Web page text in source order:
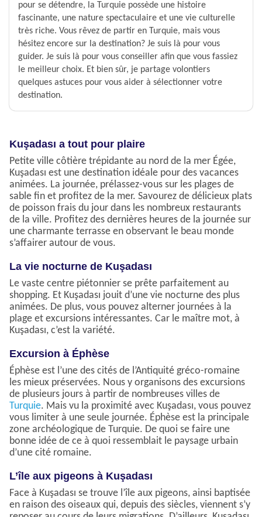
pour se détendre, la Turquie possède une histoire
fascinante, une nature spectaculaire et une vie culturelle
très riche. Vous rêvez de partir en Turquie, mais vous
hésitez encore sur la destination? Je suis là pour vous
guider. Je suis là pour vous conseiller afin que vous fassiez
le meilleur choix. Et bien sûr, je partage volontiers
quelques astuces pour vous aider à sélectionner votre
destination.
Kuşadası a tout pour plaire
Petite ville côtière trépidante au nord de la mer Égée,
Kuşadası est une destination idéale pour des vacances
animées. La journée, prélassez-vous sur les plages de
sable fin et profitez de la mer. Savourez de délicieux plats
de poisson frais du jour dans les nombreux restaurants
de la ville. Profitez des dernières heures de la journée sur
une charmante terrasse en observant le beau monde
s’affairer autour de vous.
La vie nocturne de Kuşadası
Le vaste centre piétonnier se prête parfaitement au
shopping. Et Kuşadası jouit d’une vie nocturne des plus
animées. De plus, vous pouvez alterner journées à la
plage et excursions intéressantes. Car le maître mot, à
Kuşadası, c’est la variété.
Excursion à Éphèse
Éphèse est l’une des cités de l’Antiquité gréco-romaine
les mieux préservées. Nous y organisons des excursions
de plusieurs jours à partir de nombreuses villes de
Turquie. Mais vu la proximité avec Kuşadası, vous pouvez
vous limiter à une seule journée. Éphèse est la principale
zone archéologique de Turquie. De quoi se faire une
bonne idée de ce à quoi ressemblait le paysage urbain
d’une cité romaine.
L’île aux pigeons à Kuşadası
Face à Kuşadası se trouve l’île aux pigeons, ainsi baptisée
en raison des oiseaux qui, depuis des siècles, viennent s’y